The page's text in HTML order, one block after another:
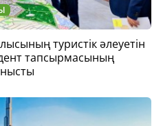
туристік әлеуетін
тапсырмасының